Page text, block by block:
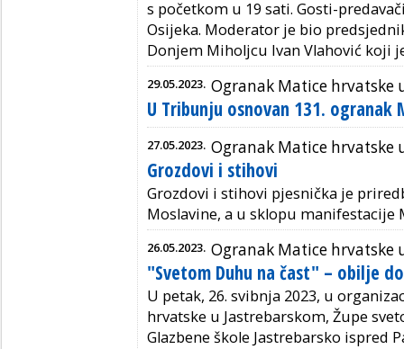
s početkom u 19 sati. Gosti-
Osijeka. Moderator je bio
Donjem Miholjcu Ivan Vlahović koji
29.05.2023. Ogranak Matice hrvatske
U Tribunju osnovan 131. ogranak
27.05.2023. Ogranak Matice hrvatske
Grozdovi i stihovi
Grozdovi i stihovi pjesnička je
Moslavine, a u sklopu manifestacije
26.05.2023. Ogranak Matice hrvatske
"Svetom Duhu na čast" – obilje
U petak, 26. svibnja 2023, u
hrvatske u Jastrebarskom, Župe
Glazbene škole Jastrebarsko ispred